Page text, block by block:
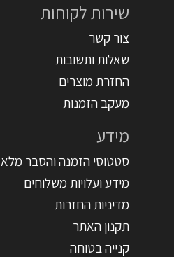
שירות לקוחות
צור קשר
שאלות ותשובות
החזרת מוצרים
מעקב הזמנות
מידע
סטטוסי הזמנה והסבר מלא
מידע ועלויות משלוחים
מדיניות החזרות
תקנון האתר
קנייה בטוחה